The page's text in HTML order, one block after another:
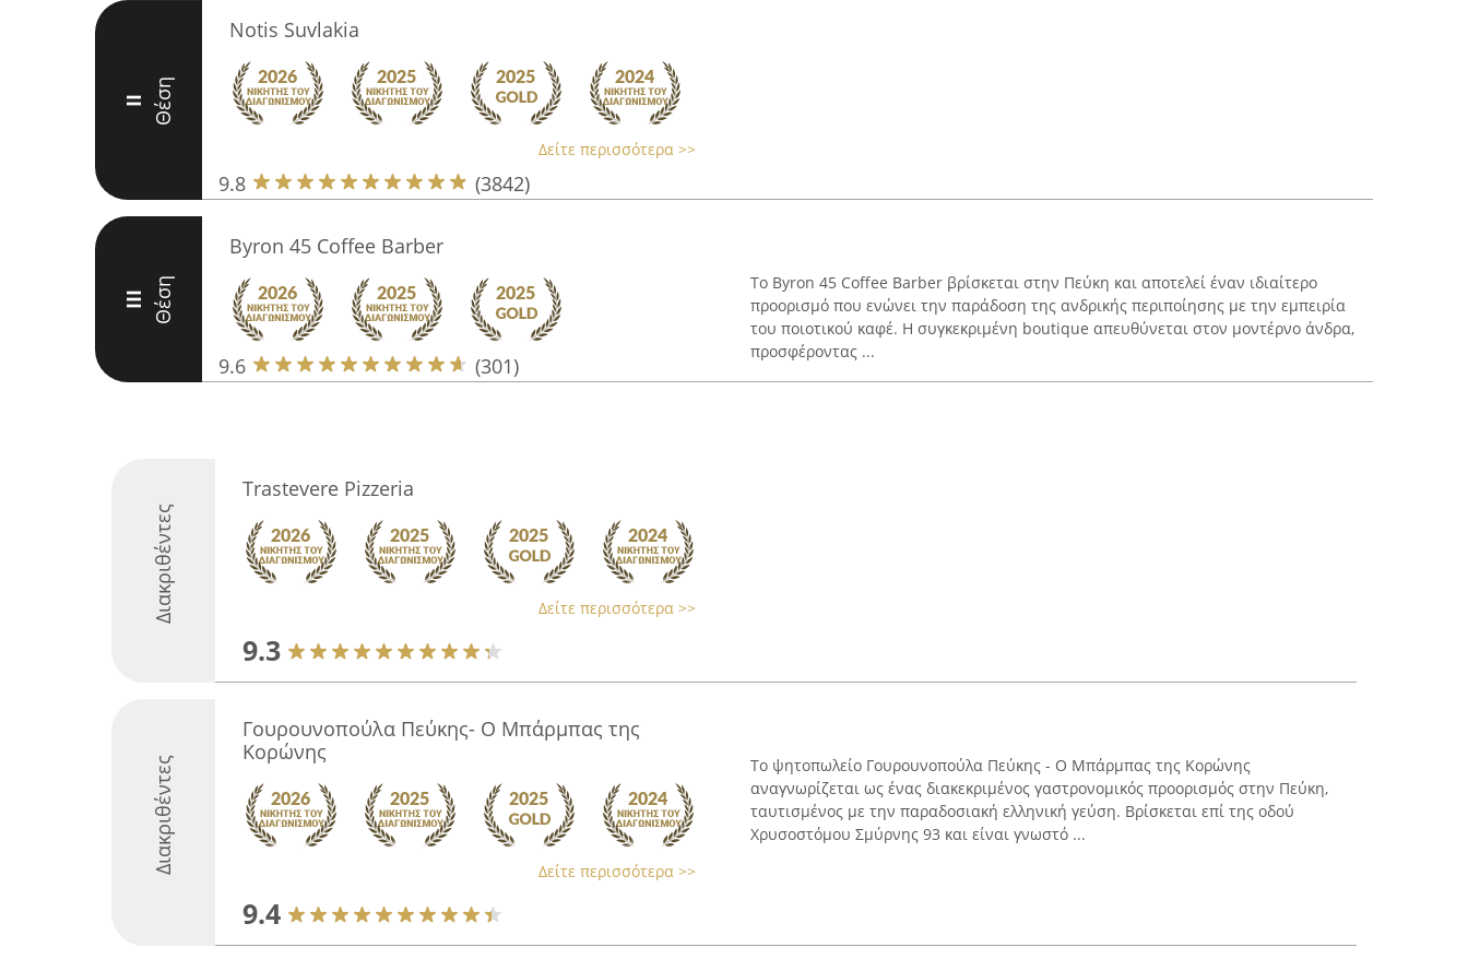
II Θέση
Notis Suvlakia
Δείτε περισσότερα >>
9.8 (3842)
III Θέση
Byron 45 Coffee Barber
9.6 (301)
Το Byron 45 Coffee Barber βρίσκεται στην Πεύκη και αποτελεί έναν ιδιαίτερο
προορισμό που ενώνει την παράδοση της ανδρικής περιποίησης με την εμπειρία
του ποιοτικού καφέ. Η συγκεκριμένη boutique απευθύνεται στον μοντέρνο άνδρα,
προσφέροντας ...
Διακριθέντες
Trastevere Pizzeria
Δείτε περισσότερα >>
9.3
Διακριθέντες
Γουρουνοπούλα Πεύκης- Ο Μπάρμπας της
Κορώνης
Δείτε περισσότερα >>
9.4
Το ψητοπωλείο Γουρουνοπούλα Πεύκης - Ο Μπάρμπας της Κορώνης
αναγνωρίζεται ως ένας διακεκριμένος γαστρονομικός προορισμός στην Πεύκη,
ταυτισμένος με την παραδοσιακή ελληνική γεύση. Βρίσκεται επί της οδού
Χρυσοστόμου Σμύρνης 93 και είναι γνωστό ...